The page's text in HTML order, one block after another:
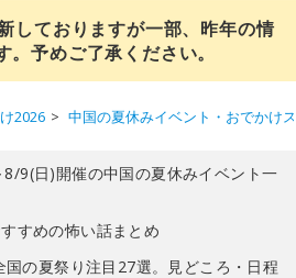
しておりますが一部、昨年の情
。予めご了承ください。
2026 中国の夏休みイベント・おでかけ
9(日)開催の中国の夏休みイベント一
すめの怖い話まとめ
国の夏祭り注目27選。見どころ・日程